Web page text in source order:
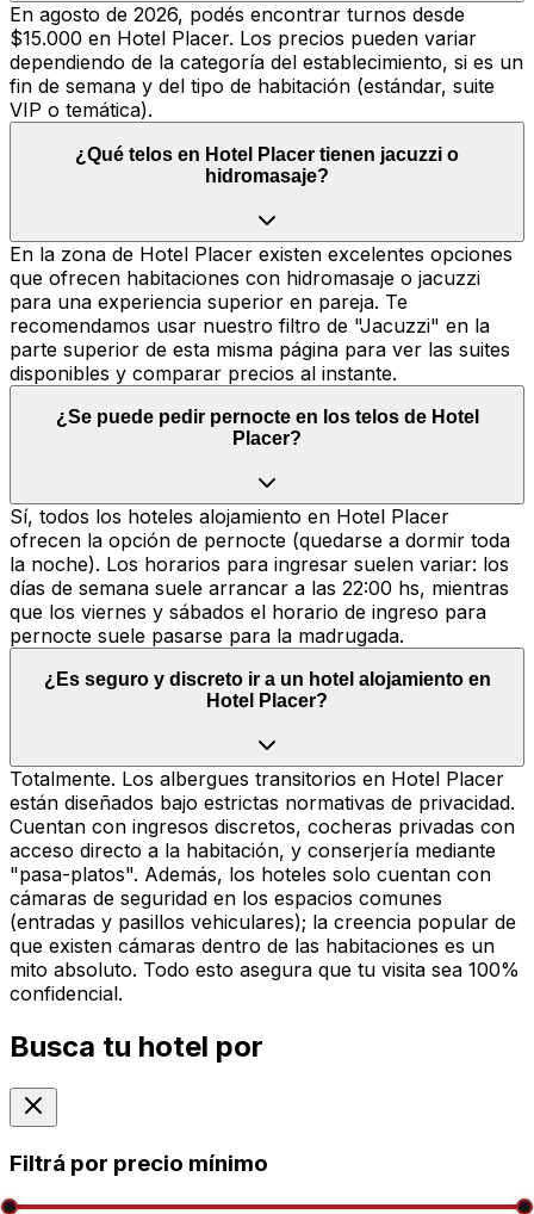
En agosto de 2026, podés encontrar turnos desde
$15.000 en Hotel Placer. Los precios pueden variar
dependiendo de la categoría del establecimiento, si es un
fin de semana y del tipo de habitación (estándar, suite
VIP o temática).
¿Qué telos en Hotel Placer tienen jacuzzi o
hidromasaje?
En la zona de Hotel Placer existen excelentes opciones
que ofrecen habitaciones con hidromasaje o jacuzzi
para una experiencia superior en pareja. Te
recomendamos usar nuestro filtro de "Jacuzzi" en la
parte superior de esta misma página para ver las suites
disponibles y comparar precios al instante.
¿Se puede pedir pernocte en los telos de Hotel
Placer?
Sí, todos los hoteles alojamiento en Hotel Placer
ofrecen la opción de pernocte (quedarse a dormir toda
la noche). Los horarios para ingresar suelen variar: los
días de semana suele arrancar a las 22:00 hs, mientras
que los viernes y sábados el horario de ingreso para
pernocte suele pasarse para la madrugada.
¿Es seguro y discreto ir a un hotel alojamiento en
Hotel Placer?
Totalmente. Los albergues transitorios en Hotel Placer
están diseñados bajo estrictas normativas de privacidad.
Cuentan con ingresos discretos, cocheras privadas con
acceso directo a la habitación, y conserjería mediante
"pasa-platos". Además, los hoteles solo cuentan con
cámaras de seguridad en los espacios comunes
(entradas y pasillos vehiculares); la creencia popular de
que existen cámaras dentro de las habitaciones es un
mito absoluto. Todo esto asegura que tu visita sea 100%
confidencial.
Busca tu hotel por
Filtrá por precio mínimo